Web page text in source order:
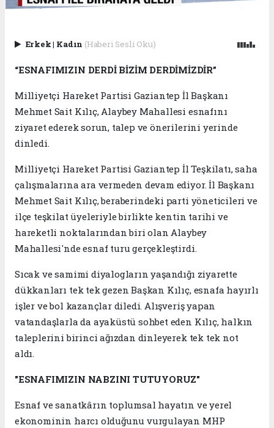
Erkek| Kadın (Haberi Sesli Oku)
“ESNAFIMIZIN DERDİ BİZİM DERDİMİZDİR”
Milliyetçi Hareket Partisi Gaziantep İl Başkanı
Mehmet Sait Kılıç, Alaybey Mahallesi esnafını
ziyaret ederek sorun, talep ve önerilerini yerinde
dinledi.
Milliyetçi Hareket Partisi Gaziantep İl Teşkilatı, saha
çalışmalarına ara vermeden devam ediyor. İl Başkanı
Mehmet Sait Kılıç, beraberindeki parti yöneticileri ve
ilçe teşkilat üyeleriyle birlikte kentin tarihi ve
hareketli noktalarından biri olan Alaybey
Mahallesi'nde esnaf turu gerçekleştirdi.
Sıcak ve samimi diyalogların yaşandığı ziyarette
dükkanları tek tek gezen Başkan Kılıç, esnafa hayırlı
işler ve bol kazançlar diledi. Alışveriş yapan
vatandaşlarla da ayaküstü sohbet eden Kılıç, halkın
taleplerini birinci ağızdan dinleyerek tek tek not
aldı.
"ESNAFIMIZIN NABZINI TUTUYORUZ"
Esnaf ve sanatkârın toplumsal hayatın ve yerel
ekonominin harcı olduğunu vurgulayan MHP